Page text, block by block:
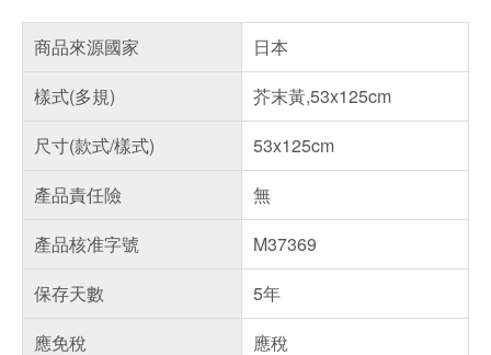
商品來源國家
日本
樣式(多規)
芥末黃,53x125cm
尺寸(款式/樣式)
53x125cm
產品責任險
無
產品核准字號
M37369
保存天數
5年
應免稅
應稅